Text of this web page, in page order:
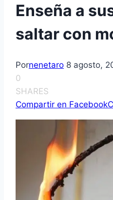
Enseña a
saltar con
Pornenetaro 8 agosto,
0
SHARES
Compartir en Facebook